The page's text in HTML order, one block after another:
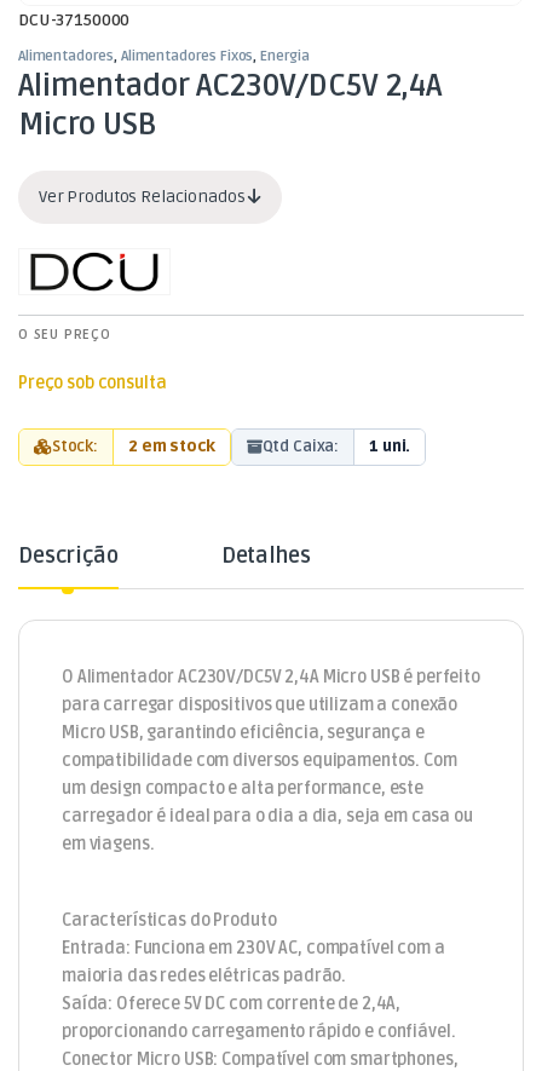
DCU-37150000
Alimentadores, Alimentadores Fixos, Energia
Alimentador AC230V/DC5V 2,4A
Micro USB
Ver Produtos Relacionados
O SEU PREÇO
Preço sob consulta
Stock: 2 em stock Qtd Caixa: 1 uni.
Descrição Detalhes
O Alimentador AC230V/DC5V 2,4A Micro USB é perfeito
para carregar dispositivos que utilizam a conexão
Micro USB, garantindo eficiência, segurança e
compatibilidade com diversos equipamentos. Com
um design compacto e alta performance, este
carregador é ideal para o dia a dia, seja em casa ou
em viagens.
Características do Produto
Entrada: Funciona em 230V AC, compatível com a
maioria das redes elétricas padrão.
Saída: Oferece 5V DC com corrente de 2,4A,
proporcionando carregamento rápido e confiável.
Conector Micro USB: Compatível com smartphones,